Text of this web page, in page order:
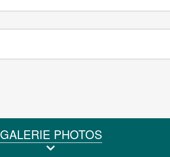
GALERIE PHOTOS